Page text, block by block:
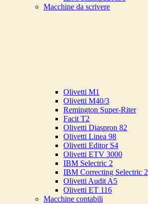
Macchine da scrivere
Olivetti M1
Olivetti M40/3
Remington Super-Riter
Facit T2
Olivetti Diaspron 82
Olivetti Linea 98
Olivetti Editor S4
Olivetti ETV 3000
IBM Selectric 2
IBM Correcting Selectric 2
Olivetti Audit A5
Olivetti ET 116
Macchine contabili